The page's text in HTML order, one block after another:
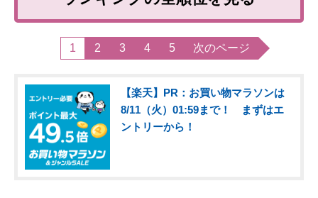
1 2 3 4 5 次のページ
【楽天】PR：お買い物マラソンは
8/11（火）01:59まで！ まずはエ
ントリーから！